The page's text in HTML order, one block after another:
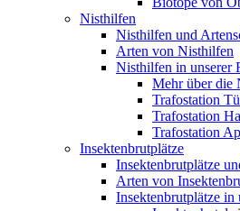
Nisthilfen
Nisthilfen und
Arten von Nisthilfen
Nisthilfen in unserer
Mehr über die
Trafostation
Trafostation
Trafostation
Insektenbrutplätze
Insektenbrutplätze
Arten von
Insektenbrutplätze in